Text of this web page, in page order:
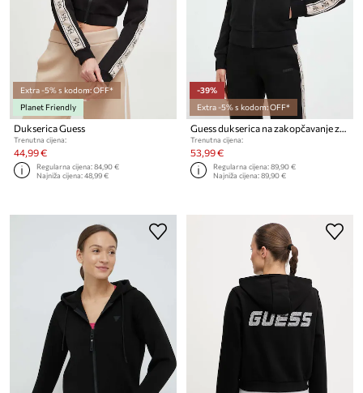
Extra -5% s kodom: OFF*
Planet Friendly
Dukserica Guess
Trenutna cijena:
44,99 €
Regularna cijena:84,90 €
Najniža cijena:48,99 €
-39%
Extra -5% s kodom: OFF*
Guess dukserica na zakopčavanje za žene s pamukom BRITNEY
Trenutna cijena:
53,99 €
Regularna cijena:89,90 €
Najniža cijena:89,90 €